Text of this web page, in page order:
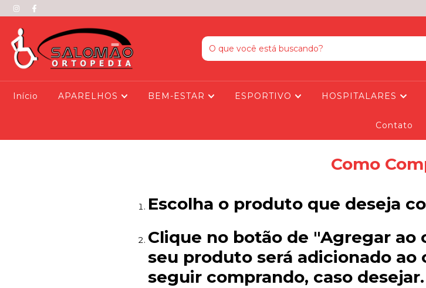
Início APARELHOS BEM-ESTAR ESPORTIVO HOSPITALARES
Contato
Como
Escolha o produto que deseja
Clique no botão de "Agregar ao
seu produto será adicionado ao
seguir comprando, caso desejar.